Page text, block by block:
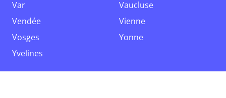
Var
Vaucluse
Vendée
Vienne
Vosges
Yonne
Yvelines